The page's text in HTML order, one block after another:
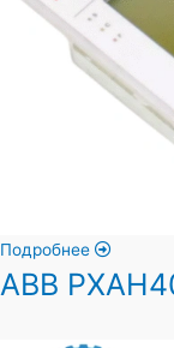
Подробнее
ABB